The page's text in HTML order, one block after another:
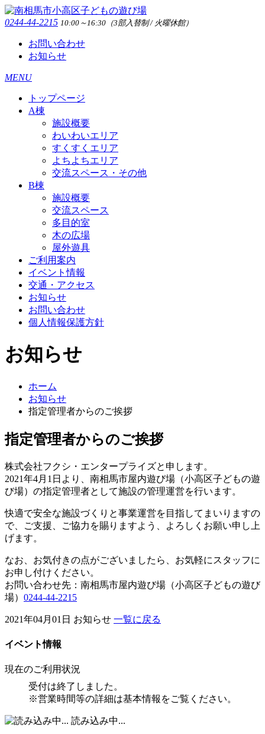
0244-44-2215 10:00～16:30（3部入替制 / 火曜休館）
お問い合わせ
お知らせ
MENU
トップページ
A棟
施設概要
わいわいエリア
すくすくエリア
よちよちエリア
交流スペース・その他
B棟
施設概要
交流スペース
多目的室
木の広場
屋外遊具
ご利用案内
イベント情報
交通・アクセス
お知らせ
お問い合わせ
個人情報保護方針
お知らせ
ホーム
お知らせ
指定管理者からのご挨拶
指定管理者からのご挨拶
株式会社フクシ・エンタープライズと申します。
2021年4月1日より、南相馬市屋内遊び場（小高区子どもの遊
び場）の指定管理者として施設の管理運営を行います。
快適で安全な施設づくりと事業運営を目指してまいりますの
で、ご支援、ご協力を賜りますよう、よろしくお願い申し上
げます。
なお、お気付きの点がございましたら、お気軽にスタッフに
お申し付けください。
お問い合わせ先：南相馬市屋内遊び場（小高区子どもの遊び
場） 0244-44-2215
2021年04月01日 お知らせ 一覧に戻る
イベント情報
現在のご利用状況
受付は終了しました。
※営業時間等の詳細は基本情報をご覧ください。
読み込み中...